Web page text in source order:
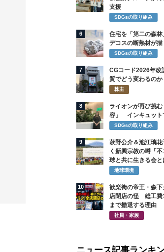
支援
SDGsの取り組み
6
住宅を「第二の森
デコスの断熱材が描
SDGsの取り組み
7
CGコード2026年改
質でどう変わるのか
株主
8
ライオンが再び挑
容」 インキュット
SDGsの取り組み
9
萩野公介＆池江璃
く新興宗教の噂「
球と共に生きる会と
地球環境
10
歓楽街の帝王・森
店閉店の怪 総工費
まで撤退する理由
社員・家族
ニュース記事ランキ